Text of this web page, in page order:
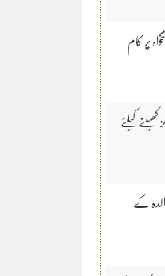
پر کام
کیلئے
کے